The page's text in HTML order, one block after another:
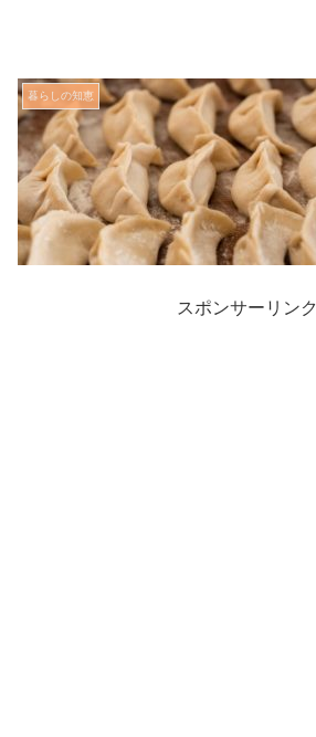
暮らしの知恵
スポンサーリンク